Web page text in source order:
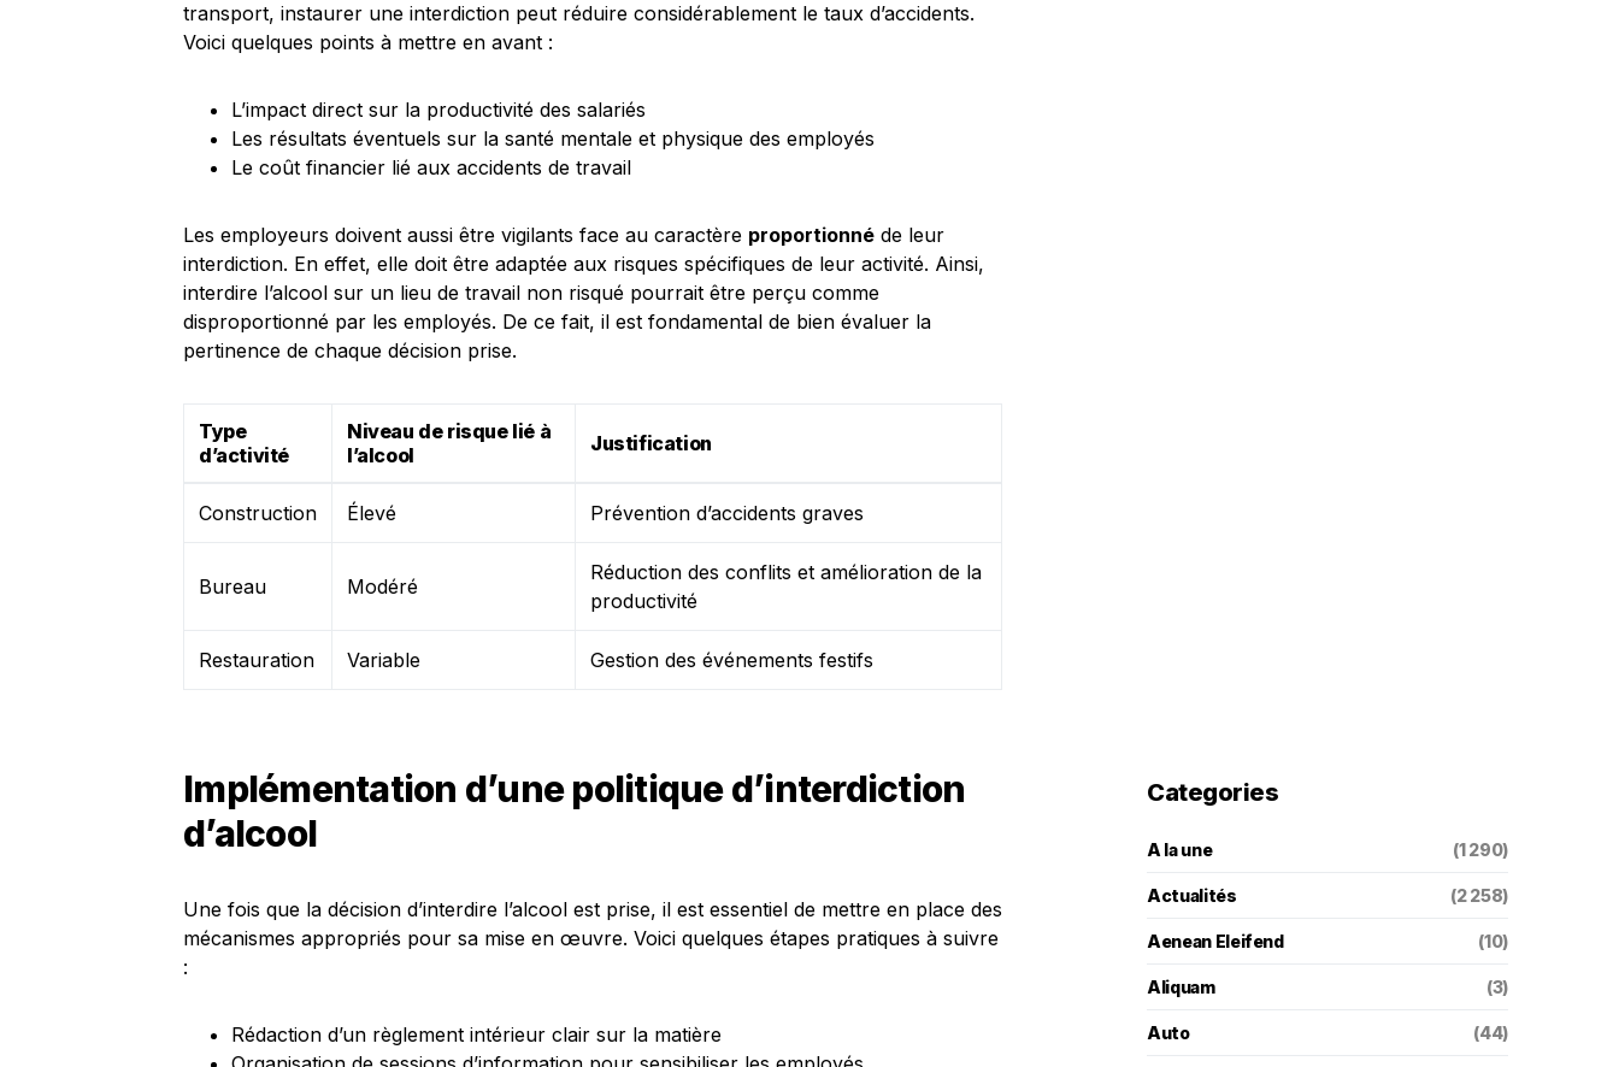
transport, instaurer une interdiction peut réduire considérablement le taux d’accidents.
Voici quelques points à mettre en avant :
L’impact direct sur la productivité des salariés
Les résultats éventuels sur la santé mentale et physique des employés
Le coût financier lié aux accidents de travail
Les employeurs doivent aussi être vigilants face au caractère proportionné de leur
interdiction. En effet, elle doit être adaptée aux risques spécifiques de leur activité. Ainsi,
interdire l’alcool sur un lieu de travail non risqué pourrait être perçu comme
disproportionné par les employés. De ce fait, il est fondamental de bien évaluer la
pertinence de chaque décision prise.
Type
d’activité
Niveau de risque lié à
l’alcool
Justification
Construction Élevé Prévention d’accidents graves
Bureau Modéré
Réduction des conflits et amélioration de la
productivité
Restauration Variable Gestion des événements festifs
Implémentation d’une politique d’interdiction
d’alcool
Une fois que la décision d’interdire l’alcool est prise, il est essentiel de mettre en place des
mécanismes appropriés pour sa mise en œuvre. Voici quelques étapes pratiques à suivre
:
Rédaction d’un règlement intérieur clair sur la matière
Categories
A la une (1 290)
Actualités (2 258)
Aenean Eleifend (10)
Aliquam (3)
Auto (44)